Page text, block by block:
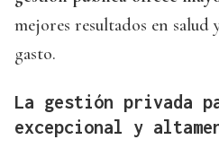
mejores resultados en
gasto.
La gestión privada
excepcional y